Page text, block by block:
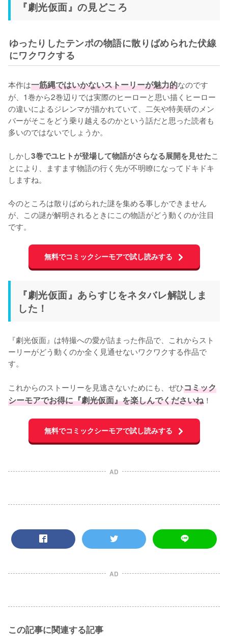
『劇光仮面』の見どころ
ゆったりしたテンポの物語に散りばめられた伏線
にワクワクする
本作は一筋縄ではいかないストーリーが魅力的なのです
が、1巻から2巻辺りでは実際のヒーローと思い描くヒーロー
の違いによるジレンマが描かれていて、二矢や特美研のメン
バーがそこをどう乗り越えるのかという話だと思った読者も
多いのではないでしょうか。
しかし3巻でユヒトが登場して物語がさらなる展開を見せたこ
とにより、ますます物語の行く先が不明瞭になってドキドキ
しますね。
今のところは散りばめられた謎を集める事しかできません
が、この謎が解明されるときにこの物語がどう動くのか注目
です。
無料でコミックシーモアで試し読みする
『劇光仮面』あらすじをネタバレ解説しま
した！
『劇光仮面』は特撮への愛が詰まった作品で、これからスト
ーリーがどう動くのか全く見通せないワクワクする作品で
す。
これからのストーリーを見逃さないためにも、ぜひコミック
シーモアでお得に『劇光仮面』を楽しんでくださいね ！
無料でコミックシーモアで試し読みする
AD
AD
この記事に関連する記事